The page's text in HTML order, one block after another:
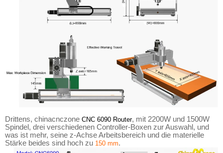
Drittens, chinacnczone CNC 6090 Router, mit 2200W und 1500W
Spindel, drei verschiedenen Controller-Boxen zur Auswahl, und
was ist mehr, seine z-Achse Arbeitsbereich und die materielle
Stärke beides sind hoch zu 150 mm.